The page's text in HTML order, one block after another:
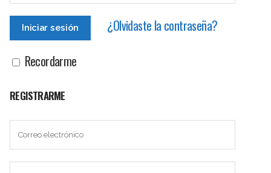
¿Olvidaste la contraseña?
Recordarme
REGISTRARME